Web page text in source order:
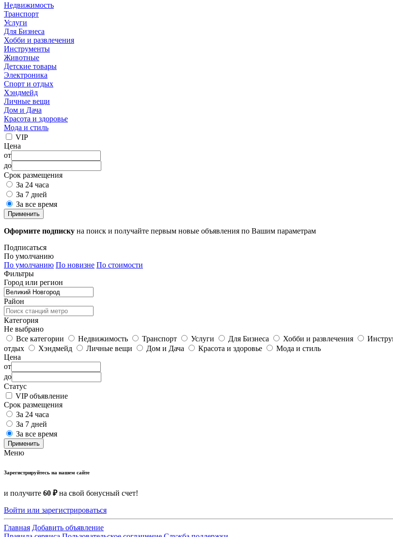
Недвижимость
Транспорт
Услуги
Для Бизнеса
Хобби и развлечения
Инструменты
Животные
Детские товары
Электроника
Спорт и отдых
Хэндмейд
Личные вещи
Дом и Дача
Красота и здоровье
Мода и стиль
VIP
Цена
от
до
Срок размещения
За 24 часа
За 7 дней
За все время
Применить
Оформите подписку на поиск и получайте первым новые объявления по Вашим параметрам
Подписаться
По умолчанию
По умолчанию По новизне По стоимости
Фильтры
Город или регион
Район
Категория
Не выбрано
Все категории
Недвижимость Транспорт Услуги Для Бизнеса Хобби и развлечения
отдых
Хэндмейд Личные вещи Дом и Дача Красота и здоровье
Мода и стиль
Цена
от
до
Статус
VIP объявление
Срок размещения
За 24 часа
За 7 дней
За все время
Применить
Меню
Зарегистрируйтесь на нашем сайте
и получите 60 ₽на свой бонусный счет!
Войти или зарегистрироваться
Главная Добавить объявление